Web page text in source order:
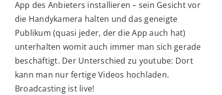
App des Anbieters installieren – sein Gesicht vor
die Handykamera halten und das geneigte
Publikum (quasi jeder, der die App auch hat)
unterhalten womit auch immer man sich gerade
beschäftigt. Der Unterschied zu youtube: Dort
kann man nur fertige Videos hochladen.
Broadcasting ist live!